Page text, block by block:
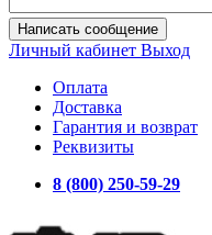
Написать сообщение
Личный кабинет Выход
Оплата
Доставка
Гарантия и возврат
Реквизиты
8 (800) 250-59-29